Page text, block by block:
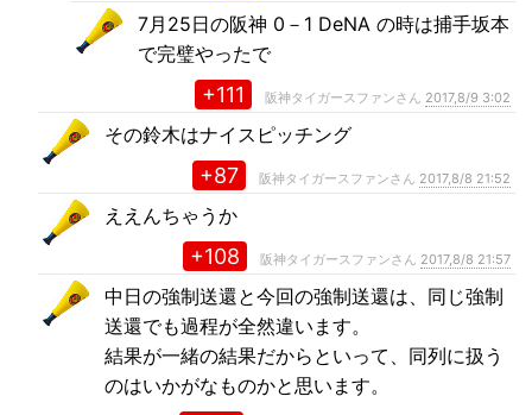
7月25日の阪神 0－1 DeNA の時は捕手坂本
で完璧やったで
+111 阪神タイガースファンさん 2017,8/9 3:02
その鈴木はナイスピッチング
+87 阪神タイガースファンさん 2017,8/8 21:52
ええんちゃうか
+108 阪神タイガースファンさん 2017,8/8 21:57
中日の強制送還と今回の強制送還は、同じ強制
送還でも過程が全然違います。
結果が一緒の結果だからといって、同列に扱う
のはいかがなものかと思います。